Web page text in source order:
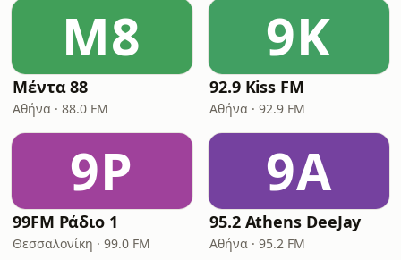
Μ8
Μέντα 88
Αθήνα · 88.0 FM
9K
92.9 Kiss FM
Αθήνα · 92.9 FM
9Ρ
99FM Ράδιο 1
Θεσσαλονίκη · 99.0 FM
9A
95.2 Athens DeeJay
Αθήνα · 95.2 FM